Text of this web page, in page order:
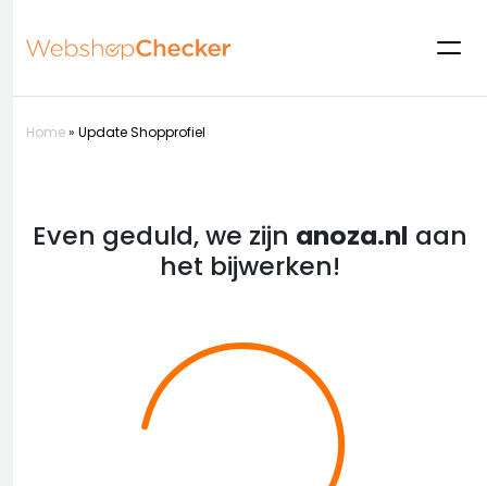
Home» Update Shopprofiel
Even geduld, we zijn anoza.nl aan
het bijwerken!